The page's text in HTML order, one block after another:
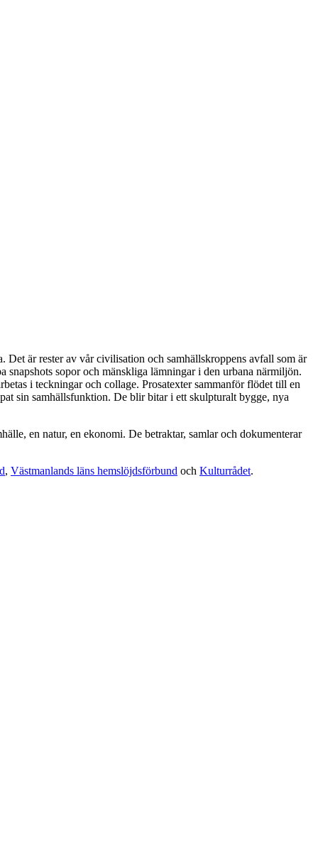
Det är rester av vår civilisation och samhällskroppens avfall som är
snapshots sopor och mänskliga lämningar i den urbana närmiljön.
i teckningar och collage. Prosatexter sammanför flödet till en
sin samhällsfunktion. De blir bitar i ett skulpturalt bygge, nya
en natur, en ekonomi. De betraktar, samlar och dokumenterar
, Västmanlands läns hemslöjdsförbund och Kulturrådet.